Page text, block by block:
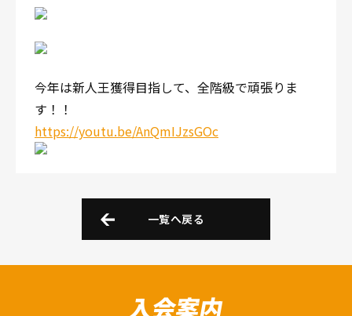
今年は新人王獲得目指して、全階級で頑張りま
す！！
https://youtu.be/AnQmIJzsGOc
一覧へ戻る
入会案内